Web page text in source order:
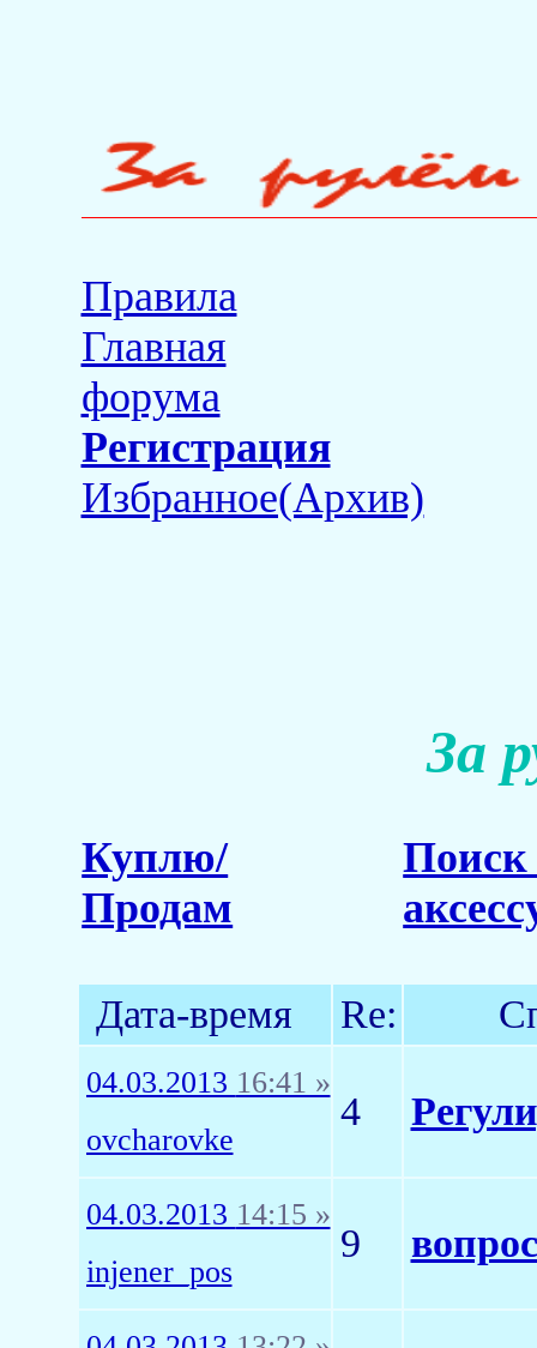
Правила
Главная
форума
Регистрация
Избранное(Архив)
За
Куплю/
Продам
Поиск
Дата-время Re:
04.03.2013 16:41 »
ovcharovke
4
04.03.2013 14:15 »
injener_pos
9